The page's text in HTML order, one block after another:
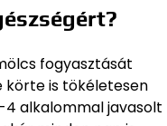
fogyasztását
körte is tökéletesen
alkalommal javasolt